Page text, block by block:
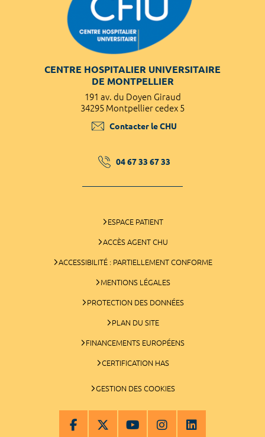
CENTRE HOSPITALIER UNIVERSITAIRE
DE MONTPELLIER
191 av. du Doyen Giraud
34295 Montpellier cedex 5
Contacter le CHU
04 67 33 67 33
ESPACE PATIENT
ACCÈS AGENT CHU
ACCESSIBILITÉ : PARTIELLEMENT CONFORME
MENTIONS LÉGALES
PROTECTION DES DONNÉES
PLAN DU SITE
FINANCEMENTS EUROPÉENS
CERTIFICATION HAS
GESTION DES COOKIES